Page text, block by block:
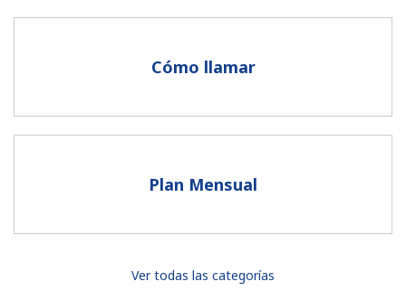
Al abrir una cuenta en este sitio web, estoy de acuerdo con
Cómo llamar
Plan Mensual
Ver todas las categorías